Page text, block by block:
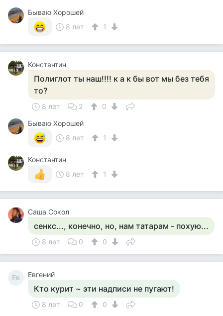
Бываю Хорошей
8 лет
1
Константин
Полиглот ты наш!!!! к а к бы вот мы без тебя
то?
8 лет 2
0
Бываю Хорошей
8 лет
1
Константин
8 лет
1
Саша Сокол
сенкс..., конечно, но, нам татарам - похую...
8 лет 0 0
Ев Евгений
Кто курит ~ эти надписи не пугают!
8 лет 0 0